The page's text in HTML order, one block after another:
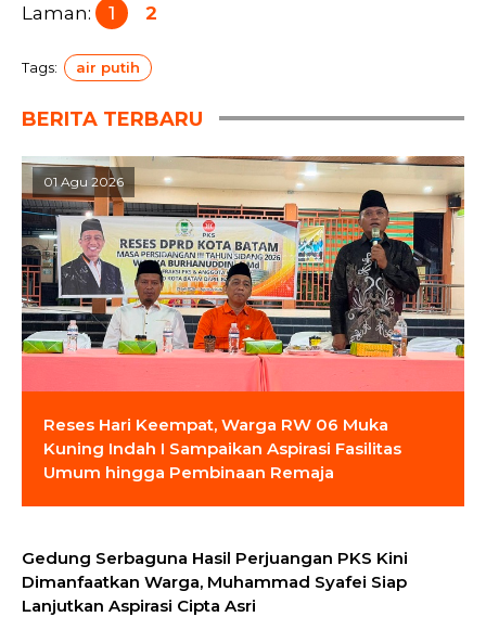
Laman: 1 2
Tags: air putih
BERITA TERBARU
Reses Hari Keempat, Warga RW 06 Muka
Kuning Indah I Sampaikan Aspirasi Fasilitas
Umum hingga Pembinaan Remaja
01 Agu 2026
Gedung Serbaguna Hasil Perjuangan PKS Kini
Dimanfaatkan Warga, Muhammad Syafei Siap
Lanjutkan Aspirasi Cipta Asri